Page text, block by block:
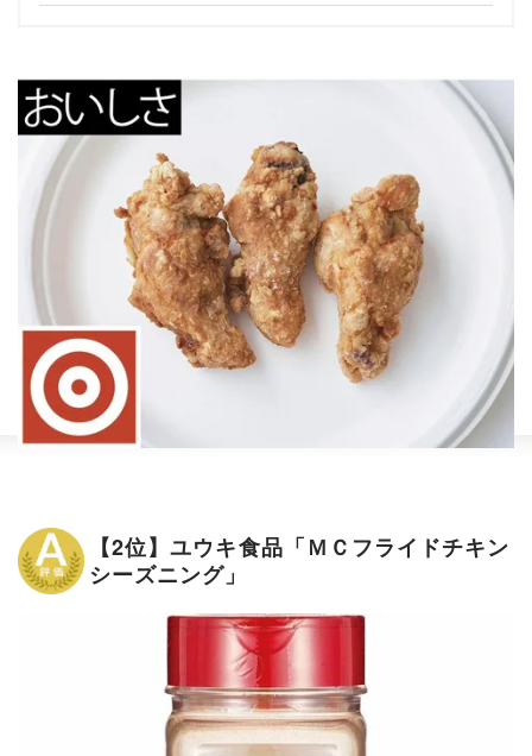
【2位】ユウキ食品「ＭＣフライドチキン
シーズニング」